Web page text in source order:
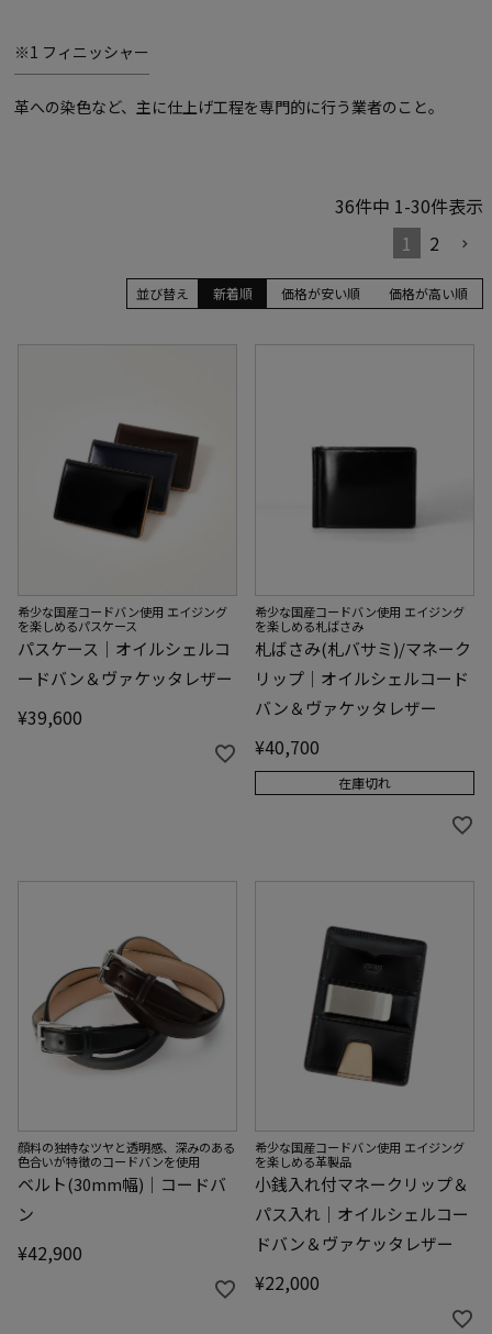
※1 フィニッシャー
革への染色など、主に仕上げ工程を専門的に行う業者のこと。
並び替え 価格が安い順 価格が高い順
新着順
36件中 1-30件表示
1
2
希少な国産コードバン使用 エイジング
を楽しめるパスケース
パスケース｜オイルシェルコ
ードバン＆ヴァケッタレザー
¥39,600
希少な国産コードバン使用 エイジング
を楽しめる札ばさみ
札ばさみ(札バサミ)/マネーク
リップ｜オイルシェルコード
バン＆ヴァケッタレザー
¥40,700
在庫切れ
顔料の独特なツヤと透明感、深みのある
色合いが特徴のコードバンを使用
ベルト(30mm幅)｜コードバ
ン
¥42,900
希少な国産コードバン使用 エイジング
を楽しめる革製品
小銭入れ付マネークリップ＆
パス入れ｜オイルシェルコー
ドバン＆ヴァケッタレザー
¥22,000